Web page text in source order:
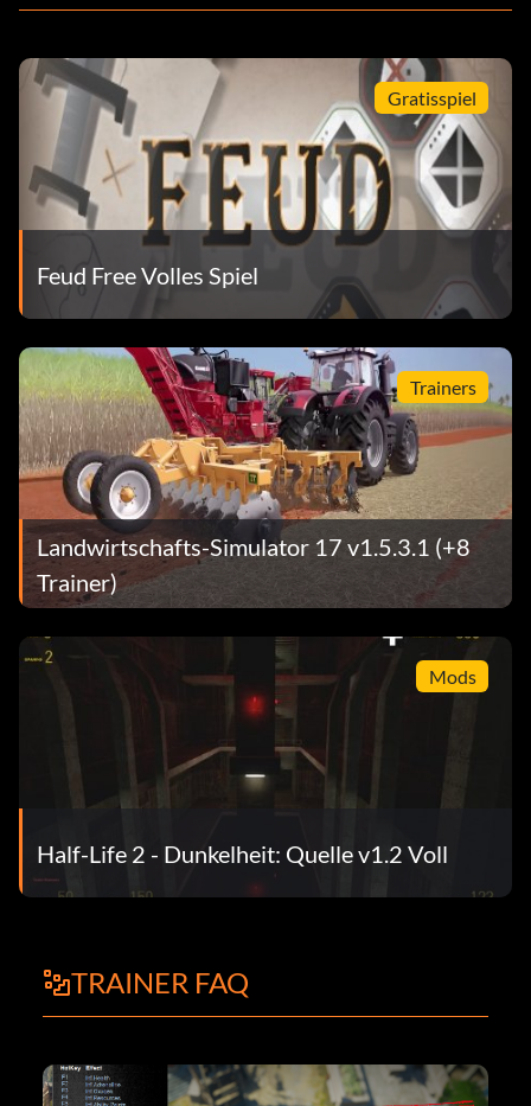
Gratisspiel
Feud Free Volles Spiel
Trainers
Landwirtschafts-Simulator 17 v1.5.3.1 (+8
Trainer)
Mods
Half-Life 2 - Dunkelheit: Quelle v1.2 Voll
TRAINER FAQ